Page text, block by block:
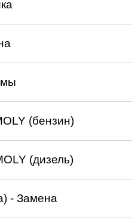
(бензин)
(дизель)
- Замена